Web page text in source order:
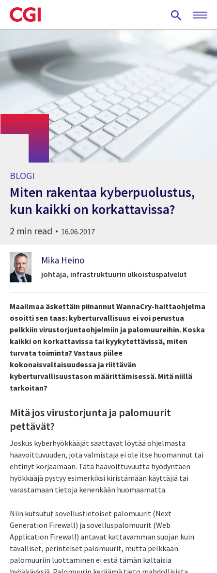
Skip
to
main
BLOGI
Miten rakentaa kyberpuolustus,
kun kaikki on korkattavissa?
2 min read 16.06.2017
Mika Heino
johtaja, infrastruktuurin ulkoistuspalvelut
Maailmaa äskettäin piinannut WannaCry-haittaohjelma
osoitti sen taas: kyberturvallisuus ei voi perustua
pelkkiin virustorjuntaohjelmiin ja palomuureihin. Koska
kaikki on korkattavissa tai kyykytettävissä, miten
turvata toiminta? Vastaus piilee
kokonaisvaltaisuudessa ja riittävän
kyberturvallisuustason määrittämisessä. Mitä niillä
tarkoitan?
Mitä jos virustorjunta ja palomuurit
pettävät?
Joskus kyberhyökkääjät saattavat löytää ohjelmasta
haavoittuvuuden, jota valmistaja ei ole itse huomannut tai
ehtinyt korjaamaan. Tätä haavoittuvuutta hyödyntäen
hyökkääjä pystyy esimerkiksi kiristämään käyttäjiä tai
varastamaan tietoja kenenkään huomaamatta.
Niin kutsutut sovellustietoiset palomuurit (Next
Generation Firewall) ja sovelluspalomuurit (Web
Application Firewall) antavat kattavamman suojan kuin
tavalliset, perinteiset palomuurit, mutta pelkkään
palomuuriin luottaminen ei estä tämän kaltaisia